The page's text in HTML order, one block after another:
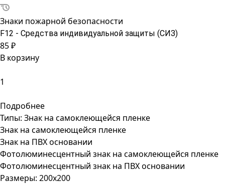
Знаки пожарной безопасности
F12 - Средства индивидуальной защиты (СИЗ)
85 ₽
В корзину
Подробнее
Типы: Знак на самоклеющейся пленке
Знак на самоклеющейся пленке
Знак на ПВХ основании
Фотолюминесцентный знак на самоклеющейся пленке
Фотолюминесцентный знак на ПВХ основании
Размеры: 200x200